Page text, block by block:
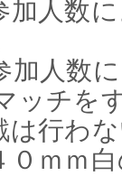
人数に
人数に
ッチを
行わな
ｍｍ白